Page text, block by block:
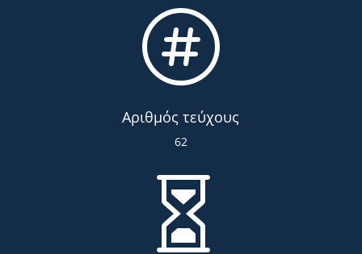

Αριθμός τεύχους
62
